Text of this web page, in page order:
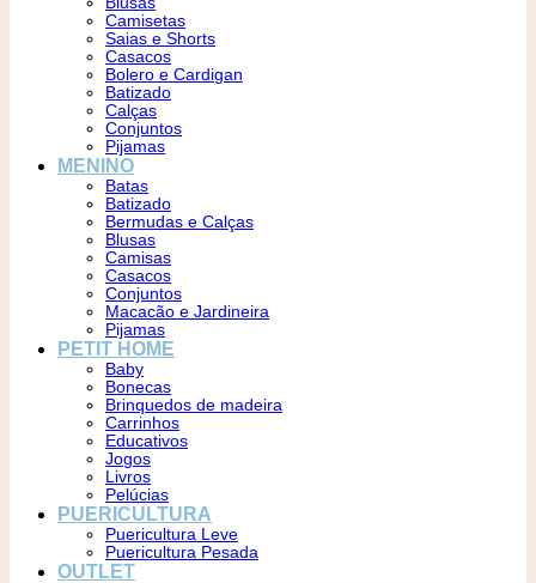
Camisetas
Saias e Shorts
Casacos
Bolero e Cardigan
Batizado
Calças
Conjuntos
Pijamas
MENINO
Batas
Batizado
Bermudas e Calças
Blusas
Camisas
Casacos
Conjuntos
Macacão e Jardineira
Pijamas
PETIT HOME
Baby
Bonecas
Brinquedos de madeira
Carrinhos
Educativos
Jogos
Livros
Pelúcias
PUERICULTURA
Puericultura Leve
Puericultura Pesada
OUTLET